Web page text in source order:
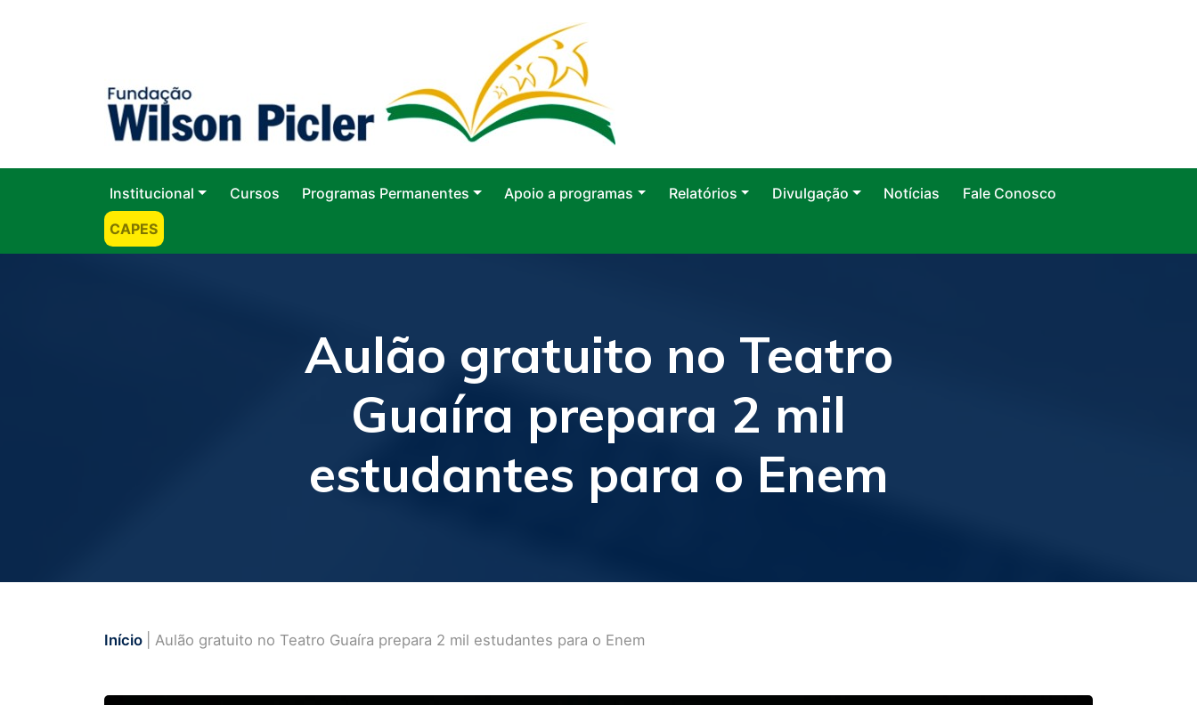
Institucional Cursos Programas Permanentes Apoio a programas Relatórios Divulgação Notícias
Fale Conosco
CAPES
Aulão gratuito no Teatro
Guaíra prepara 2 mil
estudantes para o Enem
Início | Aulão gratuito no Teatro Guaíra prepara 2 mil estudantes para o Enem